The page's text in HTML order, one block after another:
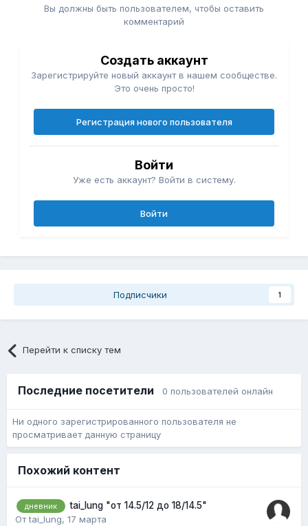
@Lime
Вы должны быть пользователем, чтобы оставить
комментарий
Создать аккаунт
Зарегистрируйте новый аккаунт в нашем сообществе.
Это очень просто!
Регистрация нового пользователя
Войти
Уже есть аккаунт? Войти в систему.
Войти
Подписчики 1
Перейти к списку тем
Последние посетители 0 пользователей онлайн
Ни одного зарегистрированного пользователя не
просматривает данную страницу
Похожий контент
дневник
tai_lung "от 14.5/12 до 18/14.5"
От tai_lung, 17 марта